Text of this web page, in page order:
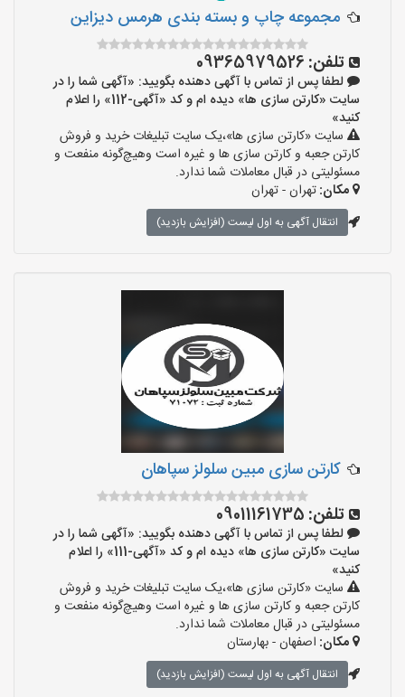
مجموعه چاپ و بسته بندی هرمس دیزاین
تلفن: 09365979526
لطفا پس از تماس با آگهی دهنده بگویید: «آگهی شما را در
سایت «کارتن سازی ها» دیده ام و کد «آگهی-112» را اعلام
کنید»
سایت «کارتن سازی ها»،یک سایت تبلیغات خرید و فروش
کارتن جعبه و کارتن سازی ها و غیره است وهیچ‌گونه منفعت و
مسئولیتی در قبال معاملات شما ندارد.
مکان:تهران - تهران
انتقال آگهی به اول لیست (افزایش بازدید)
کارتن سازی مبین سلولز سپاهان
تلفن: 09011161735
لطفا پس از تماس با آگهی دهنده بگویید: «آگهی شما را در
سایت «کارتن سازی ها» دیده ام و کد «آگهی-111» را اعلام
کنید»
سایت «کارتن سازی ها»،یک سایت تبلیغات خرید و فروش
کارتن جعبه و کارتن سازی ها و غیره است وهیچ‌گونه منفعت و
مسئولیتی در قبال معاملات شما ندارد.
مکان: اصفهان - بهارستان
انتقال آگهی به اول لیست (افزایش بازدید)